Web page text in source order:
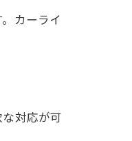
カーライ
対応が可